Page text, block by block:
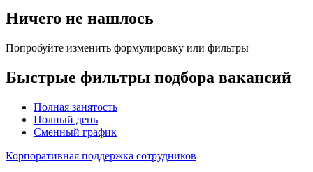
Ничего не нашлось
Попробуйте изменить формулировку или фильтры
Быстрые фильтры подбора вакансий
Полная занятость
Полный день
Сменный график
Корпоративная поддержка сотрудников